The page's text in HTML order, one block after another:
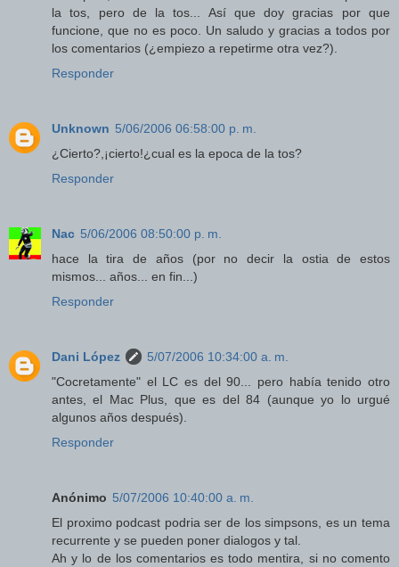
la tos, pero de la tos... Así que doy gracias por que
funcione, que no es poco. Un saludo y gracias a todos por
los comentarios (¿empiezo a repetirme otra vez?).
Responder
Unknown 5/06/2006 06:58:00 p. m.
¿Cierto?,¡cierto!¿cual es la epoca de la tos?
Responder
Nac 5/06/2006 08:50:00 p. m.
hace la tira de años (por no decir la ostia de estos
mismos... años... en fin...)
Responder
Dani López
5/07/2006 10:34:00 a. m.
"Cocretamente" el LC es del 90... pero había tenido otro
antes, el Mac Plus, que es del 84 (aunque yo lo urgué
algunos años después).
Responder
Anónimo 5/07/2006 10:40:00 a. m.
El proximo podcast podria ser de los simpsons, es un tema
recurrente y se pueden poner dialogos y tal.
Ah y lo de los comentarios es todo mentira, si no comento